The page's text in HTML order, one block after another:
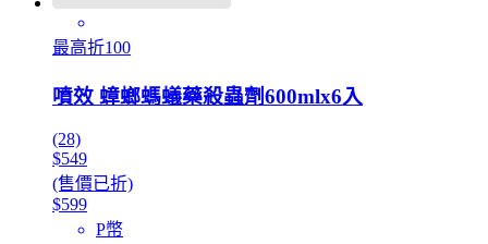
最高折100
噴效 蟑螂螞蟻藥殺蟲劑600mlx6入
(28)
$549
(售價已折)
$599
P幣